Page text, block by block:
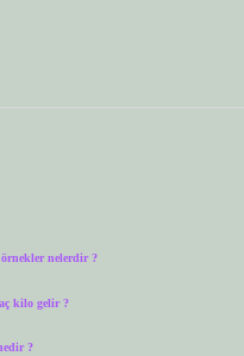
nelerdir ?
kilo gelir ?
?